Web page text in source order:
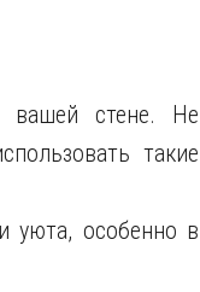
вашей стене. Не
такие
уюта, особенно в